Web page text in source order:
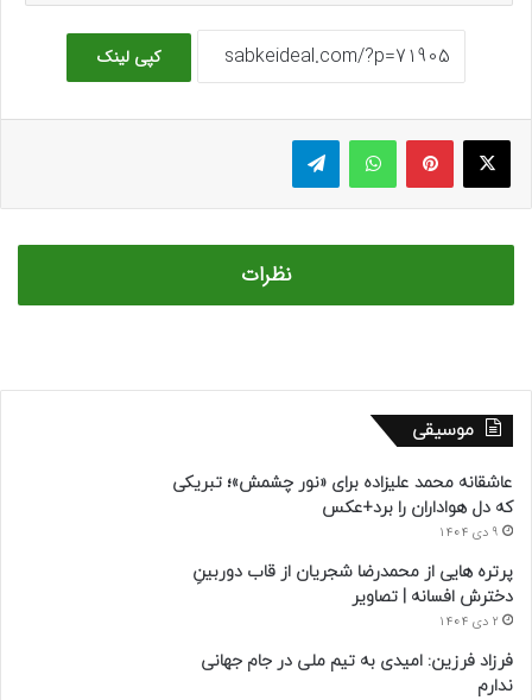
کپی لینک
ایکس پینتریستواتس آپ تلگرام
نظرات
موسیقی
عاشقانه محمد علیزاده برای «نور چشمش»؛ تبریکی
که دل هواداران را برد+عکس
9 دی 1404
پرتره هایی از محمدرضا شجریان از قاب دوربینِ
دخترش افسانه | تصاویر
2 دی 1404
فرزاد فرزین: امیدی به تیم ملی در جام جهانی
ندارم